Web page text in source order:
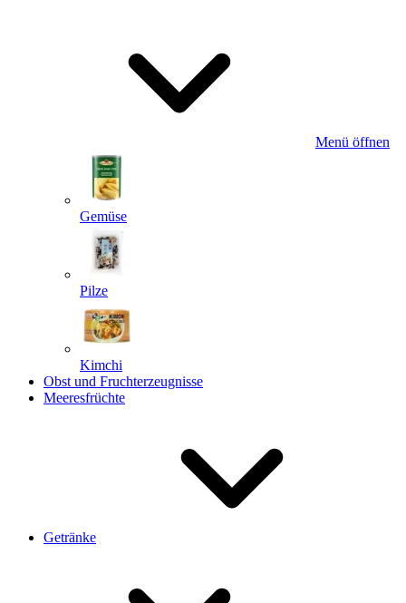
Menü öffnen
Gemüse
Pilze
Kimchi
Obst und Fruchterzeugnisse
Meeresfrüchte
Getränke